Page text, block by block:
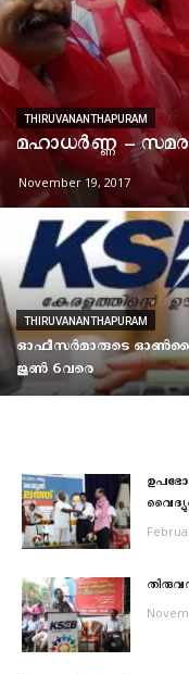
THIRUVANANTHAPURAM
മഹാധര്‍ണ്ണ –
November 19, 2017
THIRUVANANTHAPURAM
ഓഫീസര്‍മാരുടെ
ജൂണ്‍ 6വരെ